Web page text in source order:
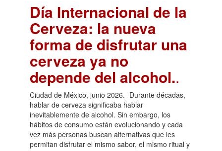
Día Internacional de la
Cerveza: la nueva
forma de disfrutar una
cerveza ya no
depende del alcohol..
Ciudad de México, junio 2026.- Durante décadas,
hablar de cerveza significaba hablar
inevitablemente de alcohol. Sin embargo, los
hábitos de consumo están evolucionando y cada
vez más personas buscan alternativas que les
permitan disfrutar el mismo sabor, el mismo ritual y